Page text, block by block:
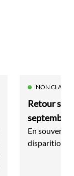
NON CLASSÉ
Retour sur
septembre
travail"
En souvenir
disparition